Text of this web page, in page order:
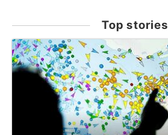
Top stories